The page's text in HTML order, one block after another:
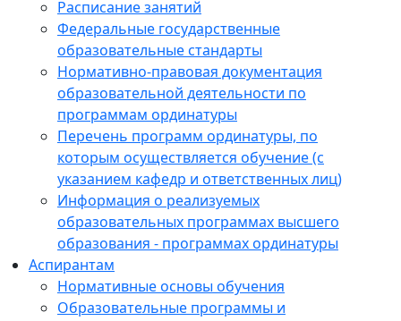
Расписание занятий
Федеральные государственные
образовательные стандарты
Нормативно-правовая документация
образовательной деятельности по
программам ординатуры
Перечень программ ординатуры, по
которым осуществляется обучение (с
указанием кафедр и ответственных лиц)
Информация о реализуемых
образовательных программах высшего
образования - программах ординатуры
Аспирантам
Нормативные основы обучения
Образовательные программы и